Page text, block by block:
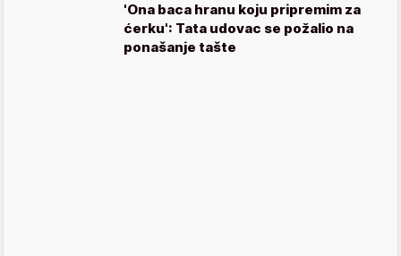
'Ona baca hranu koju pripremim za
ćerku': Tata udovac se požalio na
ponašanje tašte